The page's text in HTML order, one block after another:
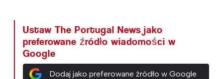
Ustaw The Portugal News jako
preferowane źródło wiadomości w
Google
Dodaj jako preferowane źródło w Google